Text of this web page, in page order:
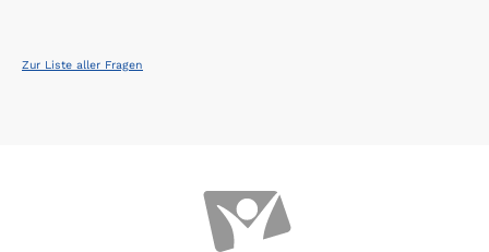
Zur Liste aller Fragen